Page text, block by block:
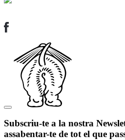
Subscriu-te a la nostra
assabentar-te de tot el que